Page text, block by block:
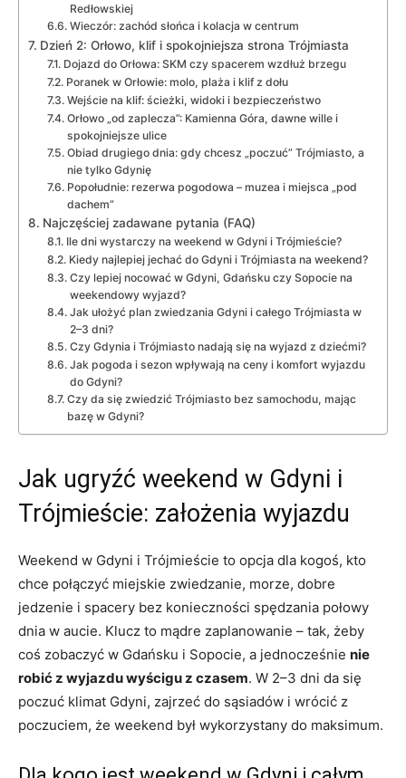
Redłowskiej
Wieczór: zachód słońca i kolacja w centrum
Dzień 2: Orłowo, klif i spokojniejsza strona Trójmiasta
Dojazd do Orłowa: SKM czy spacerem wzdłuż brzegu
Poranek w Orłowie: molo, plaża i klif z dołu
Wejście na klif: ścieżki, widoki i bezpieczeństwo
Orłowo „od zaplecza”: Kamienna Góra, dawne wille i
spokojniejsze ulice
Obiad drugiego dnia: gdy chcesz „poczuć” Trójmiasto, a
nie tylko Gdynię
Popołudnie: rezerwa pogodowa – muzea i miejsca „pod
dachem”
Najczęściej zadawane pytania (FAQ)
Ile dni wystarczy na weekend w Gdyni i Trójmieście?
Kiedy najlepiej jechać do Gdyni i Trójmiasta na weekend?
Czy lepiej nocować w Gdyni, Gdańsku czy Sopocie na
weekendowy wyjazd?
Jak ułożyć plan zwiedzania Gdyni i całego Trójmiasta w
2–3 dni?
Czy Gdynia i Trójmiasto nadają się na wyjazd z dziećmi?
Jak pogoda i sezon wpływają na ceny i komfort wyjazdu
do Gdyni?
Czy da się zwiedzić Trójmiasto bez samochodu, mając
bazę w Gdyni?
Jak ugryźć weekend w Gdyni i
Trójmieście: założenia wyjazdu
Weekend w Gdyni i Trójmieście to opcja dla kogoś, kto
chce połączyć miejskie zwiedzanie, morze, dobre
jedzenie i spacery bez konieczności spędzania połowy
dnia w aucie. Klucz to mądre zaplanowanie – tak, żeby
coś zobaczyć w Gdańsku i Sopocie, a jednocześnie nie
robić z wyjazdu wyścigu z czasem. W 2–3 dni da się
poczuć klimat Gdyni, zajrzeć do sąsiadów i wrócić z
poczuciem, że weekend był wykorzystany do maksimum.